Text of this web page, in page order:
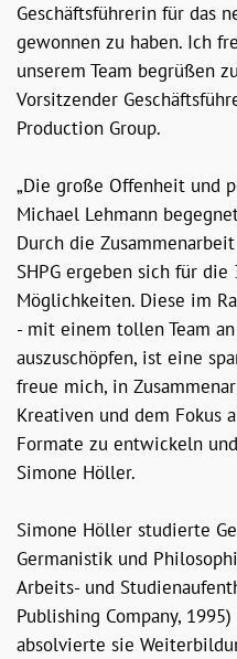
Geschäftsführerin für das
gewonnen zu haben. Ich
unserem Team begrüßen
Vorsitzender
Production Group.
„Die große Offenheit und
Michael Lehmann
Durch die
SHPG ergeben sich für
Möglichkeiten. Diese im
- mit einem tollen Team
auszuschöpfen, ist eine
freue mich, in
Kreativen und dem Fokus
Formate zu entwickeln
Simone Höller.
Simone Höller studierte
Germanistik und
Arbeits- und
Publishing Company,
absolvierte sie